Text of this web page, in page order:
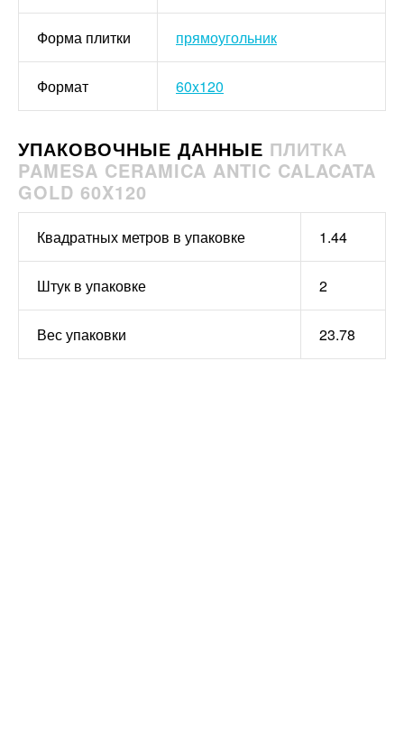
Форма плитки прямоугольник
Формат 60x120
УПАКОВОЧНЫЕ ДАННЫЕ ПЛИТКА
PAMESA CERAMICA ANTIC CALACATA
GOLD 60X120
Квадратных метров в упаковке 1.44
Штук в упаковке 2
Вес упаковки 23.78